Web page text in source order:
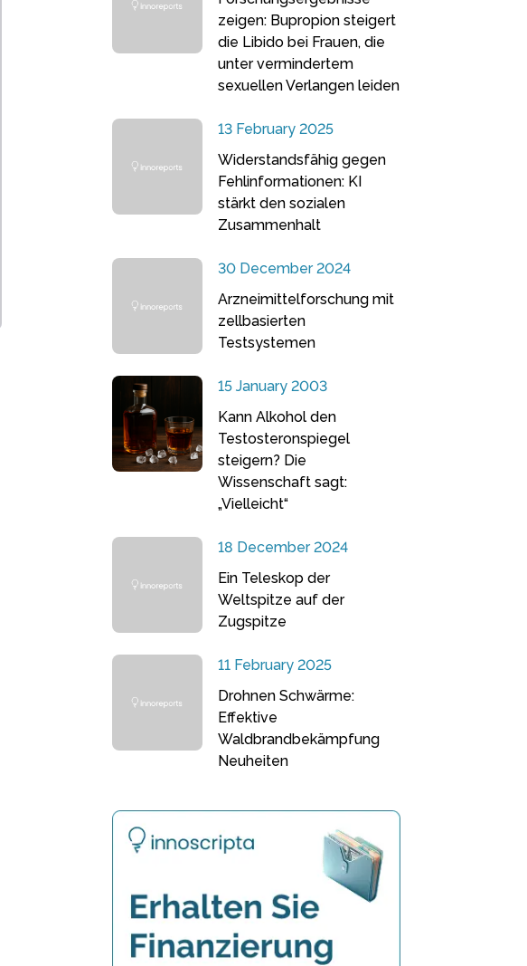
zeigen: Bupropion steigert
die Libido bei Frauen, die
unter vermindertem
sexuellen Verlangen leiden
13 February 2025
Widerstandsfähig gegen
Fehlinformationen: KI
stärkt den sozialen
Zusammenhalt
30 December 2024
Arzneimittelforschung mit
zellbasierten
Testsystemen
15 January 2003
Kann Alkohol den
Testosteronspiegel
steigern? Die
Wissenschaft sagt:
„Vielleicht“
18 December 2024
Ein Teleskop der
Weltspitze auf der
Zugspitze
11 February 2025
Drohnen Schwärme:
Effektive
Waldbrandbekämpfung
Neuheiten